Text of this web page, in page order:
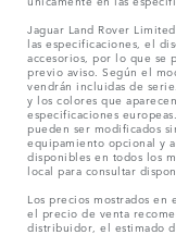
Jaguar Land Rover
las especificaciones, el
accesorios, por lo que se
previo aviso. Según el
vendrán incluidas de
y los colores que
especificaciones
pueden ser modificados
equipamiento opcional y
disponibles en todos los
local para consultar
Los precios mostrados
el precio de venta
distribuidor, el estimado